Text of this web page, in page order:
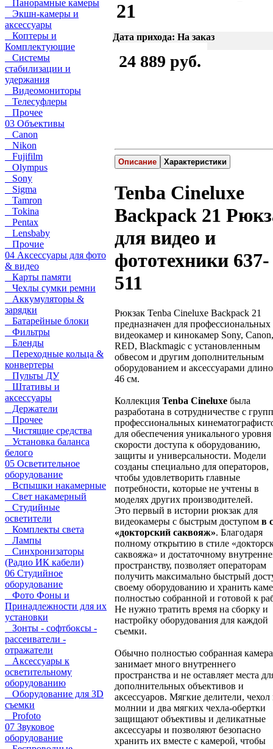
Панорамные камеры
Экшн-камеры и
аксессуары
Коптеры и
Комплектующие
Системы
стабилизации и
удержания
Видеомониторы
Телесуфлеры
Прочее
03 Объективы
Canon
Nikon
Fujifilm
Olympus
Sony
Sigma
Tamron
Tokina
Pentax
Lensbaby
Прочие
04 Аксессуары для фото
& видео
Карты памяти
Чехлы сумки ремни
Аккумуляторы &
зарядки
Батарейные блоки
Фильтры
Бленды
Переходные кольца &
конвертеры
Пульты ДУ
Штативы и
аксессуары
Держатели
Прочее
Чистящие средства
Установка баланса
белого
05 Осветительное
оборудование
Вспышки накамерные
Свет накамерный
Студийные
осветители
Комплекты света
Лампы
Синхронизаторы
(Радио ИК кабели)
06 Студийное
оборудование
Фото Фоны и
Принадлежности для их
установки
Зонты - софтбоксы -
рассеиватели -
отражатели
Аксессуары к
осветительному
оборудованию
Оборудование для 3D
съемки
Profoto
07 Звуковое
оборудование
21
Дата прихода: На заказ
24 889 руб.
Описание Характеристики
Tenba Cineluxe
Backpack 21
для видео и
фототехники 637-
511
Рюкзак Tenba Cineluxe Backpack 21
предназначен для профессиональных
видеокамер и кинокамер Sony, Canon,
RED, Blackmagic с установленным
обвесом и другим дополнительным
оборудованием и аксессуарами
46 см.
Коллекция Tenba Cineluxe была
разработана в сотрудничестве с
профессиональных
для обеспечения уникального уровня
скорости доступа к оборудованию,
защиты и универсальности. Модели
созданы специально для операторов,
чтобы удовлетворить главные
потребности, которые не учтены в
моделях других производителей.
Это первый в истории рюкзак для
видеокамеры с быстрым доступом в
«докторский саквояж». Благодаря
полному открытию в стиле
саквояжа» и достаточному
пространству, позволяет операторам
получить максимально быстрый
своему оборудованию и хранить
полностью собранной и готовой к
Не нужно тратить время на сборку и
настройку оборудования для каждой
съемки.
Обычно полностью собранная камера
занимает много внутреннего
пространства и не оставляет места
дополнительных объективов и
аксессуаров. Мягкие делители, чехол
молнии и два мягких чехла-обертки
защищают объективы и деликатные
аксессуары и позволяют безопасно
хранить их вместе с камерой, чтобы